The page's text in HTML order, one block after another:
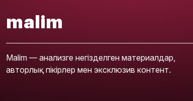
malim
Malim — анализге негізделген материалдар,
авторлық пікірлер мен эксклюзив контент.